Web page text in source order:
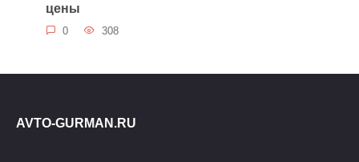
цены
0 308
AVTO-GURMAN.RU